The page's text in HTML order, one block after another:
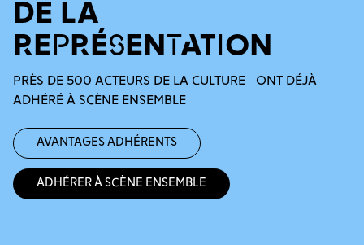
DE LA
REPRÉSENTATION
PRÈS DE 500 ACTEURS DE LA CULTURE ONT DÉJÀ
ADHÉRÉ À SCÈNE ENSEMBLE
Avantages adhérents
Adhérer à Scène Ensemble